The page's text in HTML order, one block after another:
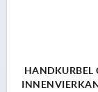
HANDKURBEL